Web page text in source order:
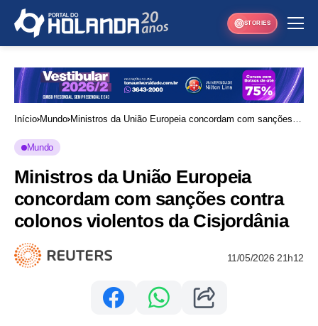
STORIES
Início Mundo Ministros da União Europeia concordam com sanções
Mundo
Ministros da União Europeia
concordam com sanções contra
colonos violentos da Cisjordânia
11/05/2026 21h12